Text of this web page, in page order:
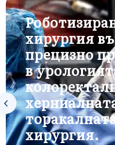
хирургия
прецизно
в
хирургия.